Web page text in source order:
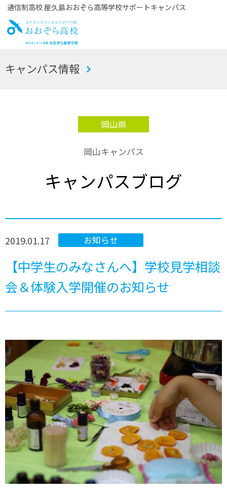
通信制高校 屋久島おおぞら高等学校サポートキャンパス
お
キャンパス情報
岡山県
岡山キャンパス
キャンパスブログ
お知らせ
2019.01.17
【中学生のみなさんへ】学校見学相談
会＆体験入学開催のお知らせ